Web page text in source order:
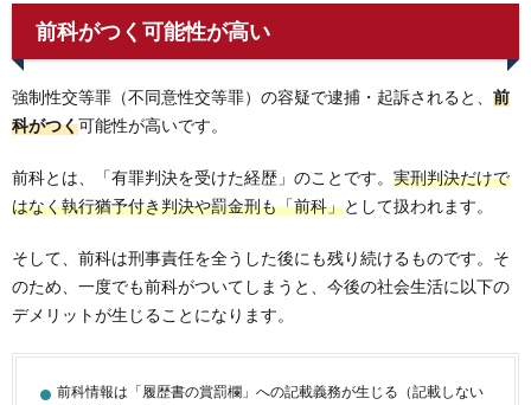
前科がつく可能性が高い
強制性交等罪（不同意性交等罪）の容疑で逮捕・起訴されると、 前
科がつく可能性が高いです。
前科とは、「有罪判決を受けた経歴」のことです。 実刑判決だけで
はなく執行猶予付き判決や罰金刑も「前科」として扱われます。
そして、前科は刑事責任を全うした後にも残り続けるものです。そ
のため、一度でも前科がついてしまうと、今後の社会生活に以下の
デメリットが生じることになります。
前科情報は「履歴書の賞罰欄」への記載義務が生じる（記載しない